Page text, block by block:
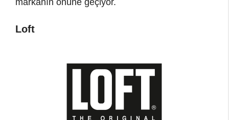
markanın önüne geçiyor.
Loft